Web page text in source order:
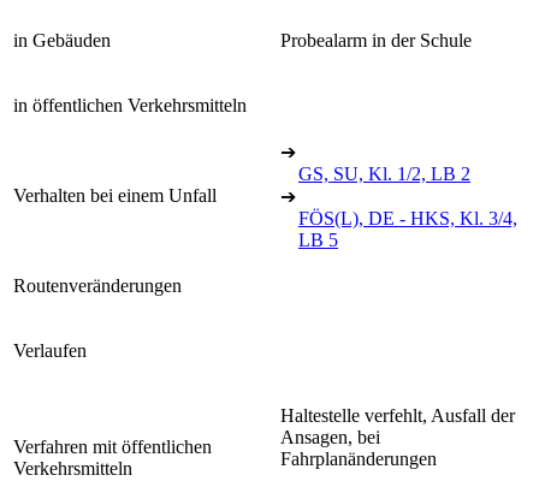
in Gebäuden Probealarm in der Schule
in öffentlichen Verkehrsmitteln
Verhalten bei einem Unfall
➔
GS, SU, Kl. 1/2, LB 2
➔
FÖS(L), DE - HKS, Kl. 3/4,
LB 5
Routenveränderungen
Verlaufen
Verfahren mit öffentlichen
Verkehrsmitteln
Haltestelle verfehlt, Ausfall der
Ansagen, bei
Fahrplanänderungen